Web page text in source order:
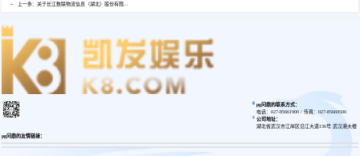
上一条：关于长江数联物流信息（湖北）股份有限...
pg问鼎的联系方式：
电话：027-85661900 / 传真：027-85669500
公司地址：
湖北省武汉市江岸区沿江大道136号 武汉港大楼
pg问鼎的友情链接：